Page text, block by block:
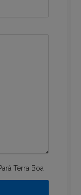
Terra Boa